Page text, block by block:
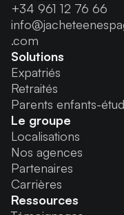
+34 961 12 76 66
.com
Solutions
Expatriés
Retraités
Parents enfants-
Le groupe
Localisations
Nos agences
Partenaires
Carrières
Ressources